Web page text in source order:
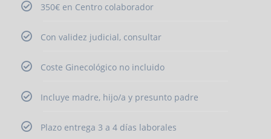
350€ en Centro colaborador
Con validez judicial, consultar
Coste Ginecológico no incluido
Incluye madre, hijo/a y presunto padre
Plazo entrega 3 a 4 días laborales